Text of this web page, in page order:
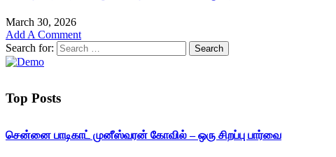
March 30, 2026
Add A Comment
Search for:
Top Posts
சென்னை பாடிகாட் முனீஸ்வரன் கோவில் – ஒரு சிறப்பு பார்வை